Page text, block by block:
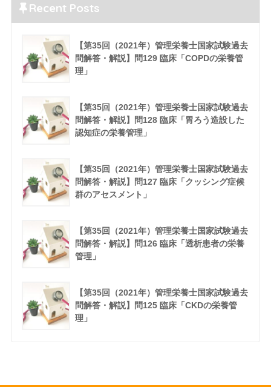
Recent Posts
【第35回（2021年）管理栄養士国家試験過去
問解答・解説】問129 臨床「COPDの栄養管
理」
【第35回（2021年）管理栄養士国家試験過去
問解答・解説】問128 臨床「胃ろう造設した
認知症の栄養管理」
【第35回（2021年）管理栄養士国家試験過去
問解答・解説】問127 臨床「クッシング症候
群のアセスメント」
【第35回（2021年）管理栄養士国家試験過去
問解答・解説】問126 臨床「透析患者の栄養
管理」
【第35回（2021年）管理栄養士国家試験過去
問解答・解説】問125 臨床「CKDの栄養管
理」